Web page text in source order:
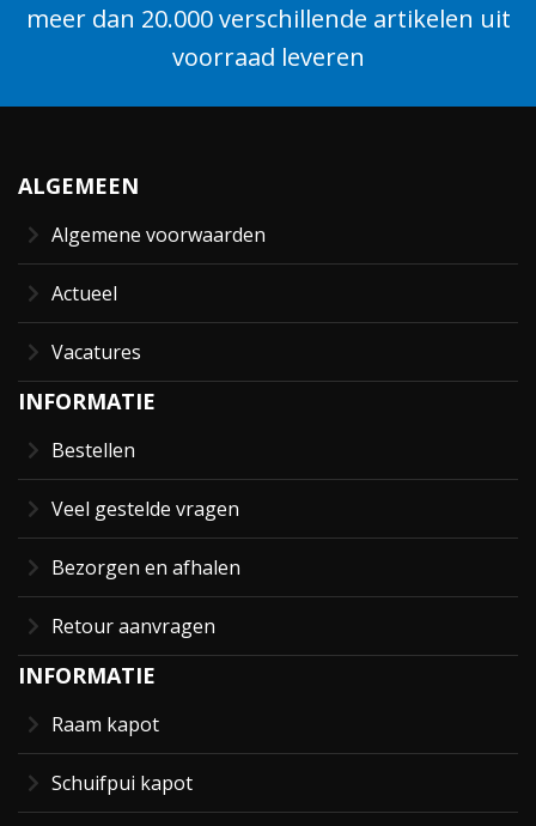
meer dan 20.000 verschillende artikelen uit
voorraad leveren
ALGEMEEN
Algemene voorwaarden
Actueel
Vacatures
INFORMATIE
Bestellen
Veel gestelde vragen
Bezorgen en afhalen
Retour aanvragen
INFORMATIE
Raam kapot
Schuifpui kapot